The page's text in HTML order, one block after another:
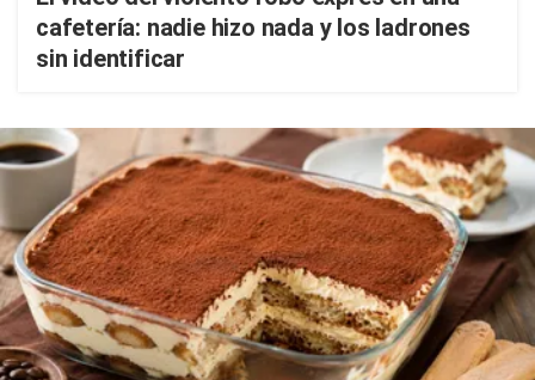
cafetería: nadie hizo nada y los ladrones
sin identificar